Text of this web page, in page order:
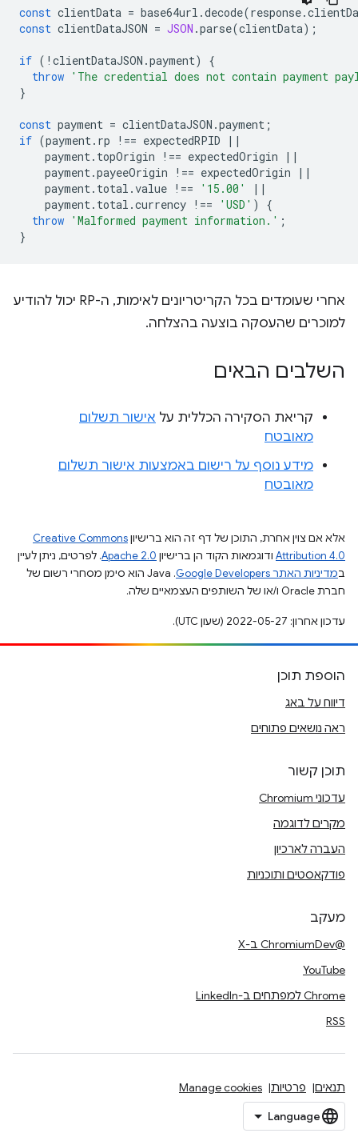
const clientData = base64url .decode(response.
const clientDataJSON = JSON .parse(clientData);
if ( ! clientDataJSON .payment)
{
throw 'The credential does not contain payment
}
const payment = clientDataJSON .payment ;
if (payment. rp !== expectedRPID
||
payment. topOrigin !== expectedOrigin
||
payment.payeeOrigin !== expectedOrigin
||
payment. total .value !== '15.00'
||
payment. total .currency !== 'USD' )
{
throw 'Malformed payment information.' ;
}
אחרי שעומדים בכל הקריטריונים לאימות, ה-RP יכול להודיע
למוכרים שהעסקה בוצעה בהצלחה.
השלבים הבאים
קריאת הסקירה הכללית על אישור תשלום
מאובטח
מידע נוסף על רישום באמצעות אישור תשלום
מאובטח
אלא אם צוין אחרת, התוכן של דף זה הוא ברישיוןCreative Commons
Attribution 4.0 ודוגמאות הקוד הן ברישיון Apache 2.0. לפרטים, ניתן לעיין
במדיניות האתר Google Developers‏
.‏ Java הוא סימן מסחרי רשום של
חברת Oracle ו/או של השותפים העצמאיים שלה.
עדכון אחרון: 2022-05-27 (שעון UTC).
הוספת תוכן
דיווח על באג
ראה נושאים פתוחים
תוכן קשור
עדכוני Chromium
מקרים לדוגמה
העברה לארכיון
פודקאסטים ותוכניות
מעקב
@ChromiumDev ב-X
YouTube
Chrome למפתחים ב-LinkedIn
RSS
תנאים פרטיות Manage cookies